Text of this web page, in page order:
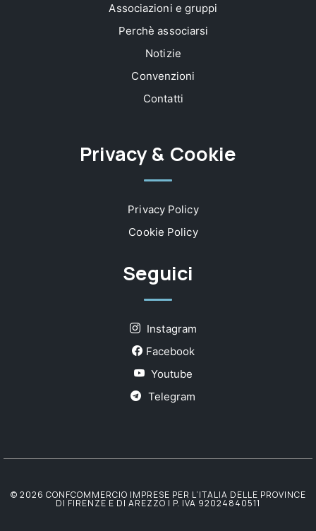
Associazioni e gruppi
Perchè associarsi
Notizie
Convenzioni
Contatti
Privacy & Cookie
Privacy Policy
Cookie Policy
Seguici
Instagram
Facebook
Youtube
Telegram
© 2026 CONFCOMMERCIO IMPRESE PER L’ITALIA DELLE PROVINCE
DI FIRENZE E DI AREZZO | P. IVA 92024840511